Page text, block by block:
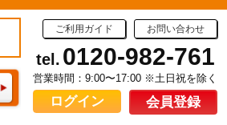
ご利用ガイド お問い合わせ
tel. 0120-982-761
営業時間：9:00〜17:00 ※土日祝を除く
ログイン 会員登録